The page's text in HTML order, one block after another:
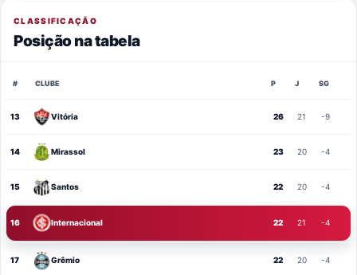
CLASSIFICAÇÃO
Posição na tabela
# CLUBE P J SG
13 Vitória 26 21 -9
14 Mirassol 23 20 -4
15 Santos 22 20 -4
16 Internacional 22 21 -4
17 Grêmio 22 20 -4